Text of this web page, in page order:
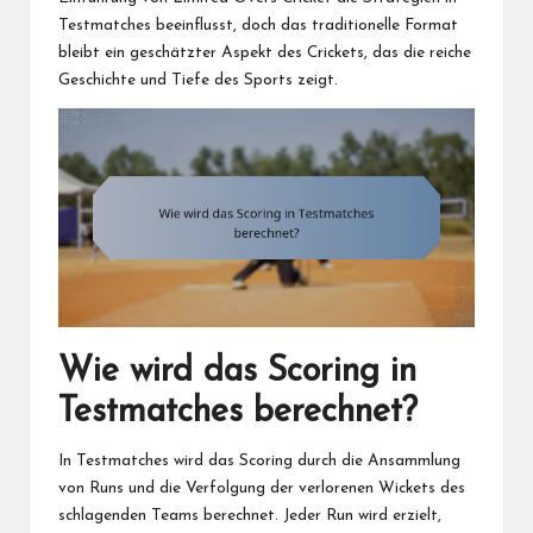
Testmatches beeinflusst, doch das traditionelle Format
bleibt ein geschätzter Aspekt des Crickets, das die reiche
Geschichte und Tiefe des Sports zeigt.
Wie wird das Scoring in
Testmatches berechnet?
In Testmatches wird das Scoring durch die Ansammlung
von Runs und die Verfolgung der verlorenen Wickets des
schlagenden Teams berechnet. Jeder Run wird erzielt,